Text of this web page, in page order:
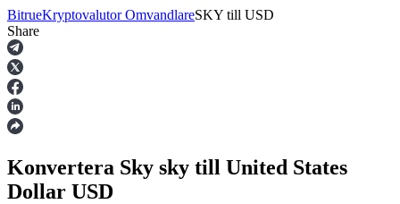
Terminer
BitrueKryptovalutor OmvandlareSKY till USD
Share
Konvertera Sky sky till United States
Dollar USD